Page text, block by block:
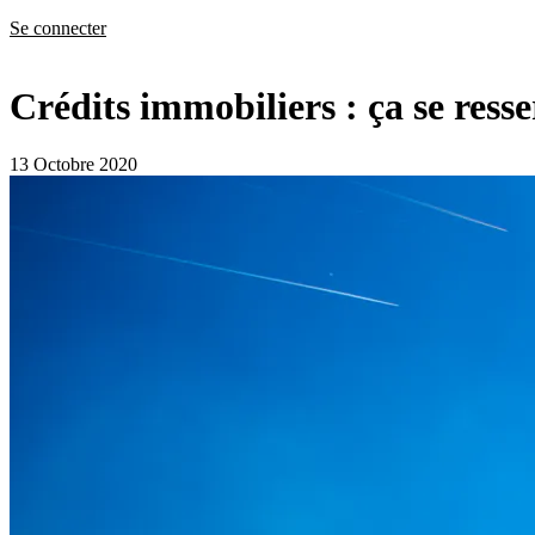
Se connecter
Crédits immobiliers : ça se
13 Octobre 2020